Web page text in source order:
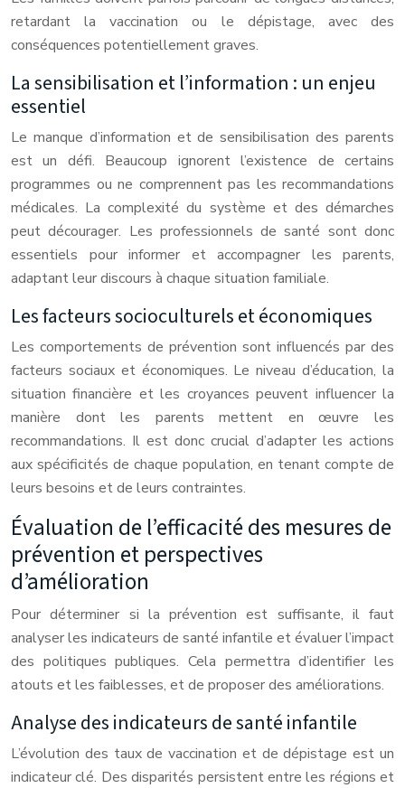
retardant la vaccination ou le dépistage, avec des
conséquences potentiellement graves.
La sensibilisation et l’information : un enjeu
essentiel
Le manque d’information et de sensibilisation des parents
est un défi. Beaucoup ignorent l’existence de certains
programmes ou ne comprennent pas les recommandations
médicales. La complexité du système et des démarches
peut décourager. Les professionnels de santé sont donc
essentiels pour informer et accompagner les parents,
adaptant leur discours à chaque situation familiale.
Les facteurs socioculturels et économiques
Les comportements de prévention sont influencés par des
facteurs sociaux et économiques. Le niveau d’éducation, la
situation financière et les croyances peuvent influencer la
manière dont les parents mettent en œuvre les
recommandations. Il est donc crucial d’adapter les actions
aux spécificités de chaque population, en tenant compte de
leurs besoins et de leurs contraintes.
Évaluation de l’efficacité des mesures de
prévention et perspectives
d’amélioration
Pour déterminer si la prévention est suffisante, il faut
analyser les indicateurs de santé infantile et évaluer l’impact
des politiques publiques. Cela permettra d’identifier les
atouts et les faiblesses, et de proposer des améliorations.
Analyse des indicateurs de santé infantile
L’évolution des taux de vaccination et de dépistage est un
indicateur clé. Des disparités persistent entre les régions et